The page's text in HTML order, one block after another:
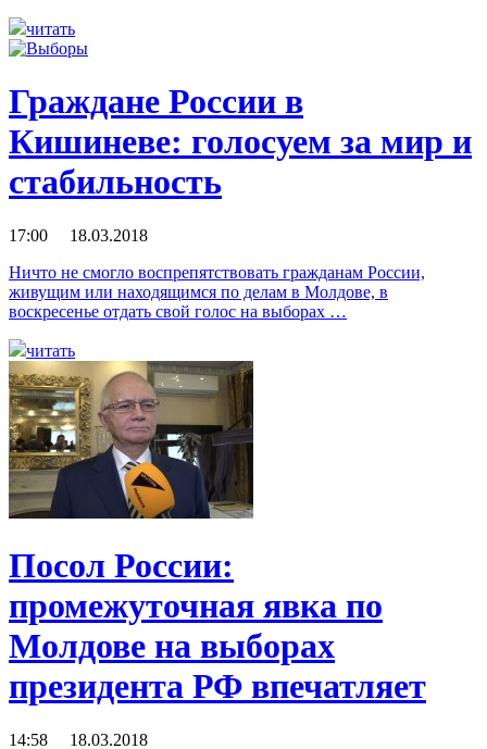
читать
Граждане России в
Кишиневе: голосуем за мир и
стабильность
17:00 18.03.2018
Ничто не смогло воспрепятствовать гражданам России,
живущим или находящимся по делам в Молдове, в
воскресенье отдать свой голос на выборах …
читать
Посол России:
промежуточная явка по
Молдове на выборах
президента РФ впечатляет
14:58 18.03.2018